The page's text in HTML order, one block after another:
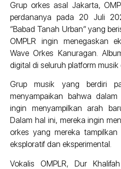
Grup orkes asal Jakarta,
perdananya pada 20 Juli
“Babad Tanah Urban” yang
OMPLR ingin menegaskan
Wave Orkes Kanuragan.
digital di seluruh platform musik
Grup musik yang berdiri
menyampaikan bahwa
ingin menyampilkan arah
Dalam hal ini, mereka ingin
orkes yang mereka
eksploratif dan eksperimental.
Vokalis OMPLR, Dur